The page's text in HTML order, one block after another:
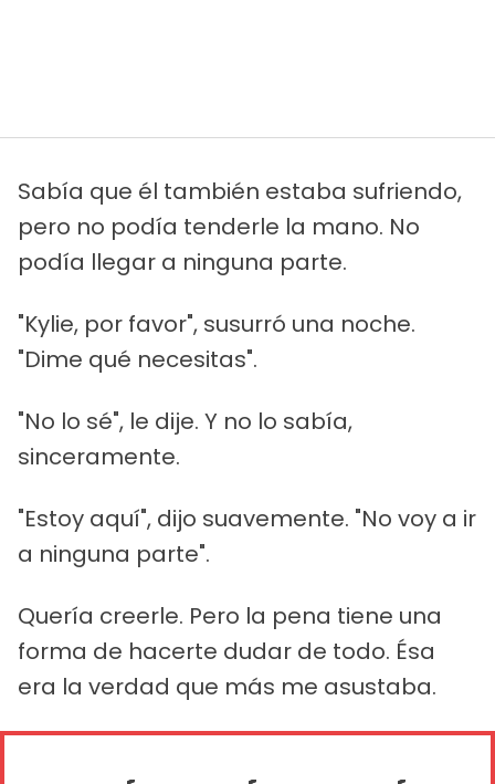
Sabía que él también estaba sufriendo,
pero no podía tenderle la mano. No
podía llegar a ninguna parte.
"Kylie, por favor", susurró una noche.
"Dime qué necesitas".
"No lo sé", le dije. Y no lo sabía,
sinceramente.
"Estoy aquí", dijo suavemente. "No voy a ir
a ninguna parte".
Quería creerle. Pero la pena tiene una
forma de hacerte dudar de todo. Ésa
era la verdad que más me asustaba.